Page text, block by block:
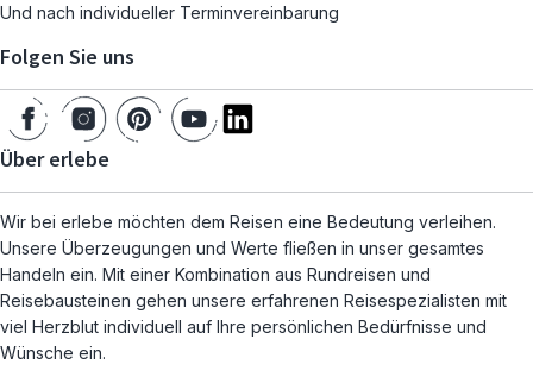
Und nach individueller Terminvereinbarung
Folgen Sie uns
Über erlebe
Wir bei erlebe möchten dem Reisen eine Bedeutung verleihen.
Unsere Überzeugungen und Werte fließen in unser gesamtes
Handeln ein. Mit einer Kombination aus Rundreisen und
Reisebausteinen gehen unsere erfahrenen Reisespezialisten mit
viel Herzblut individuell auf Ihre persönlichen Bedürfnisse und
Wünsche ein.